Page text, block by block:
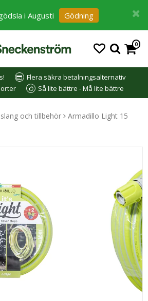
i Augusti Gödning
0
Flera säkra betalningsalternativ
Så lite bättre - Må lite bättre
och tillbehör
Armadillo Light 15